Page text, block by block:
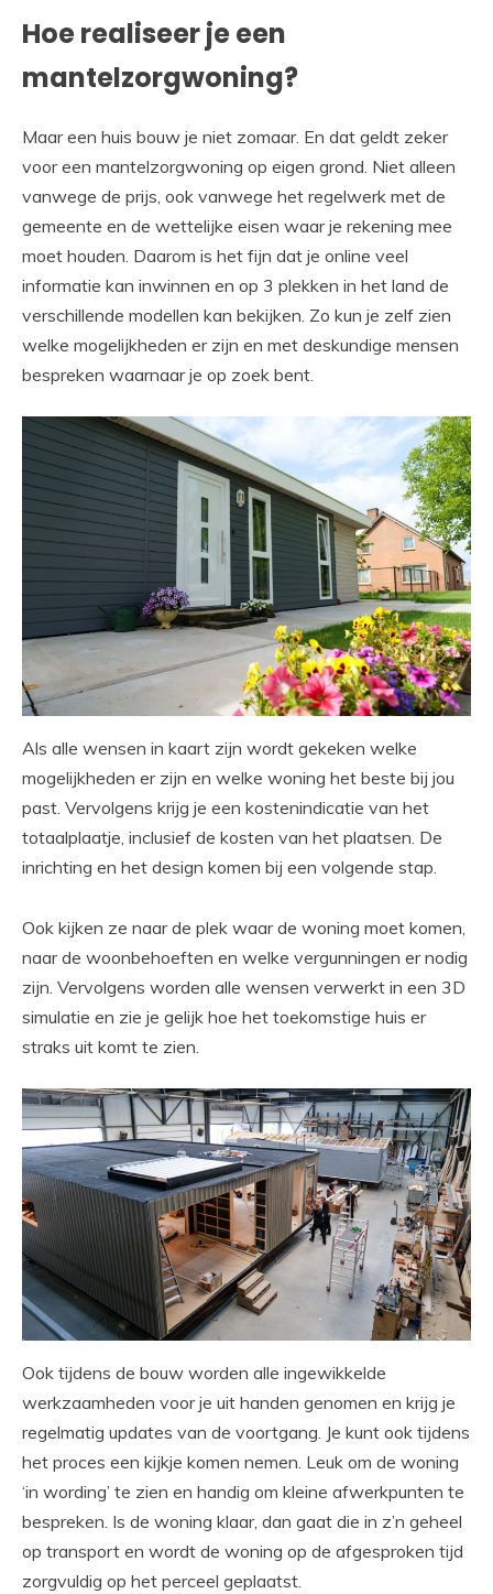
Hoe realiseer je een
mantelzorgwoning?
Maar een huis bouw je niet zomaar. En dat geldt zeker
voor een mantelzorgwoning op eigen grond. Niet alleen
vanwege de prijs, ook vanwege het regelwerk met de
gemeente en de wettelijke eisen waar je rekening mee
moet houden. Daarom is het fijn dat je online veel
informatie kan inwinnen en op 3 plekken in het land de
verschillende modellen kan bekijken. Zo kun je zelf zien
welke mogelijkheden er zijn en met deskundige mensen
bespreken waarnaar je op zoek bent.
Als alle wensen in kaart zijn wordt gekeken welke
mogelijkheden er zijn en welke woning het beste bij jou
past. Vervolgens krijg je een kostenindicatie van het
totaalplaatje, inclusief de kosten van het plaatsen. De
inrichting en het design komen bij een volgende stap.
Ook kijken ze naar de plek waar de woning moet komen,
naar de woonbehoeften en welke vergunningen er nodig
zijn. Vervolgens worden alle wensen verwerkt in een 3D
simulatie en zie je gelijk hoe het toekomstige huis er
straks uit komt te zien.
Ook tijdens de bouw worden alle ingewikkelde
werkzaamheden voor je uit handen genomen en krijg je
regelmatig updates van de voortgang. Je kunt ook tijdens
het proces een kijkje komen nemen. Leuk om de woning
‘in wording’ te zien en handig om kleine afwerkpunten te
bespreken. Is de woning klaar, dan gaat die in z’n geheel
op transport en wordt de woning op de afgesproken tijd
zorgvuldig op het perceel geplaatst.